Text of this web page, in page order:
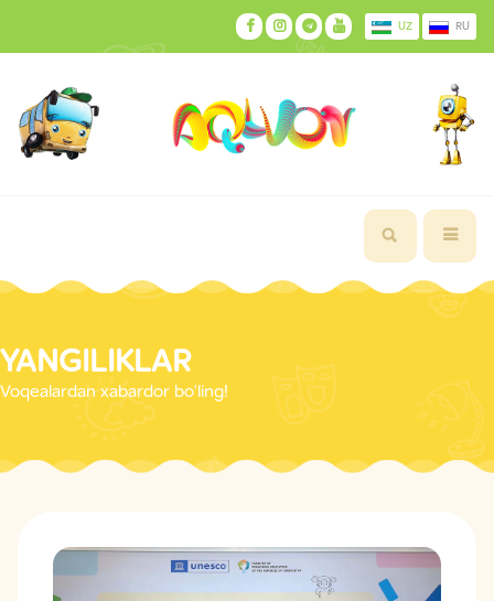
UZ RU
YANGILIKLAR
Voqealardan xabardor bo'ling!